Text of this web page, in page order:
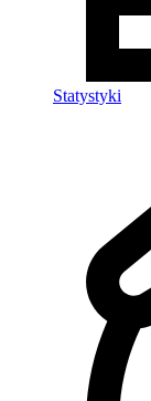
Statystyki